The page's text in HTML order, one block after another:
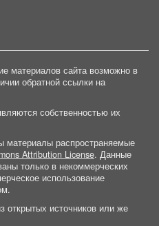
материалов сайта возможно в
обратной ссылки на
собственностью их
материалы распространяемые
Attribution License. Данные
только в некоммерческих
использование
открытых источников или же